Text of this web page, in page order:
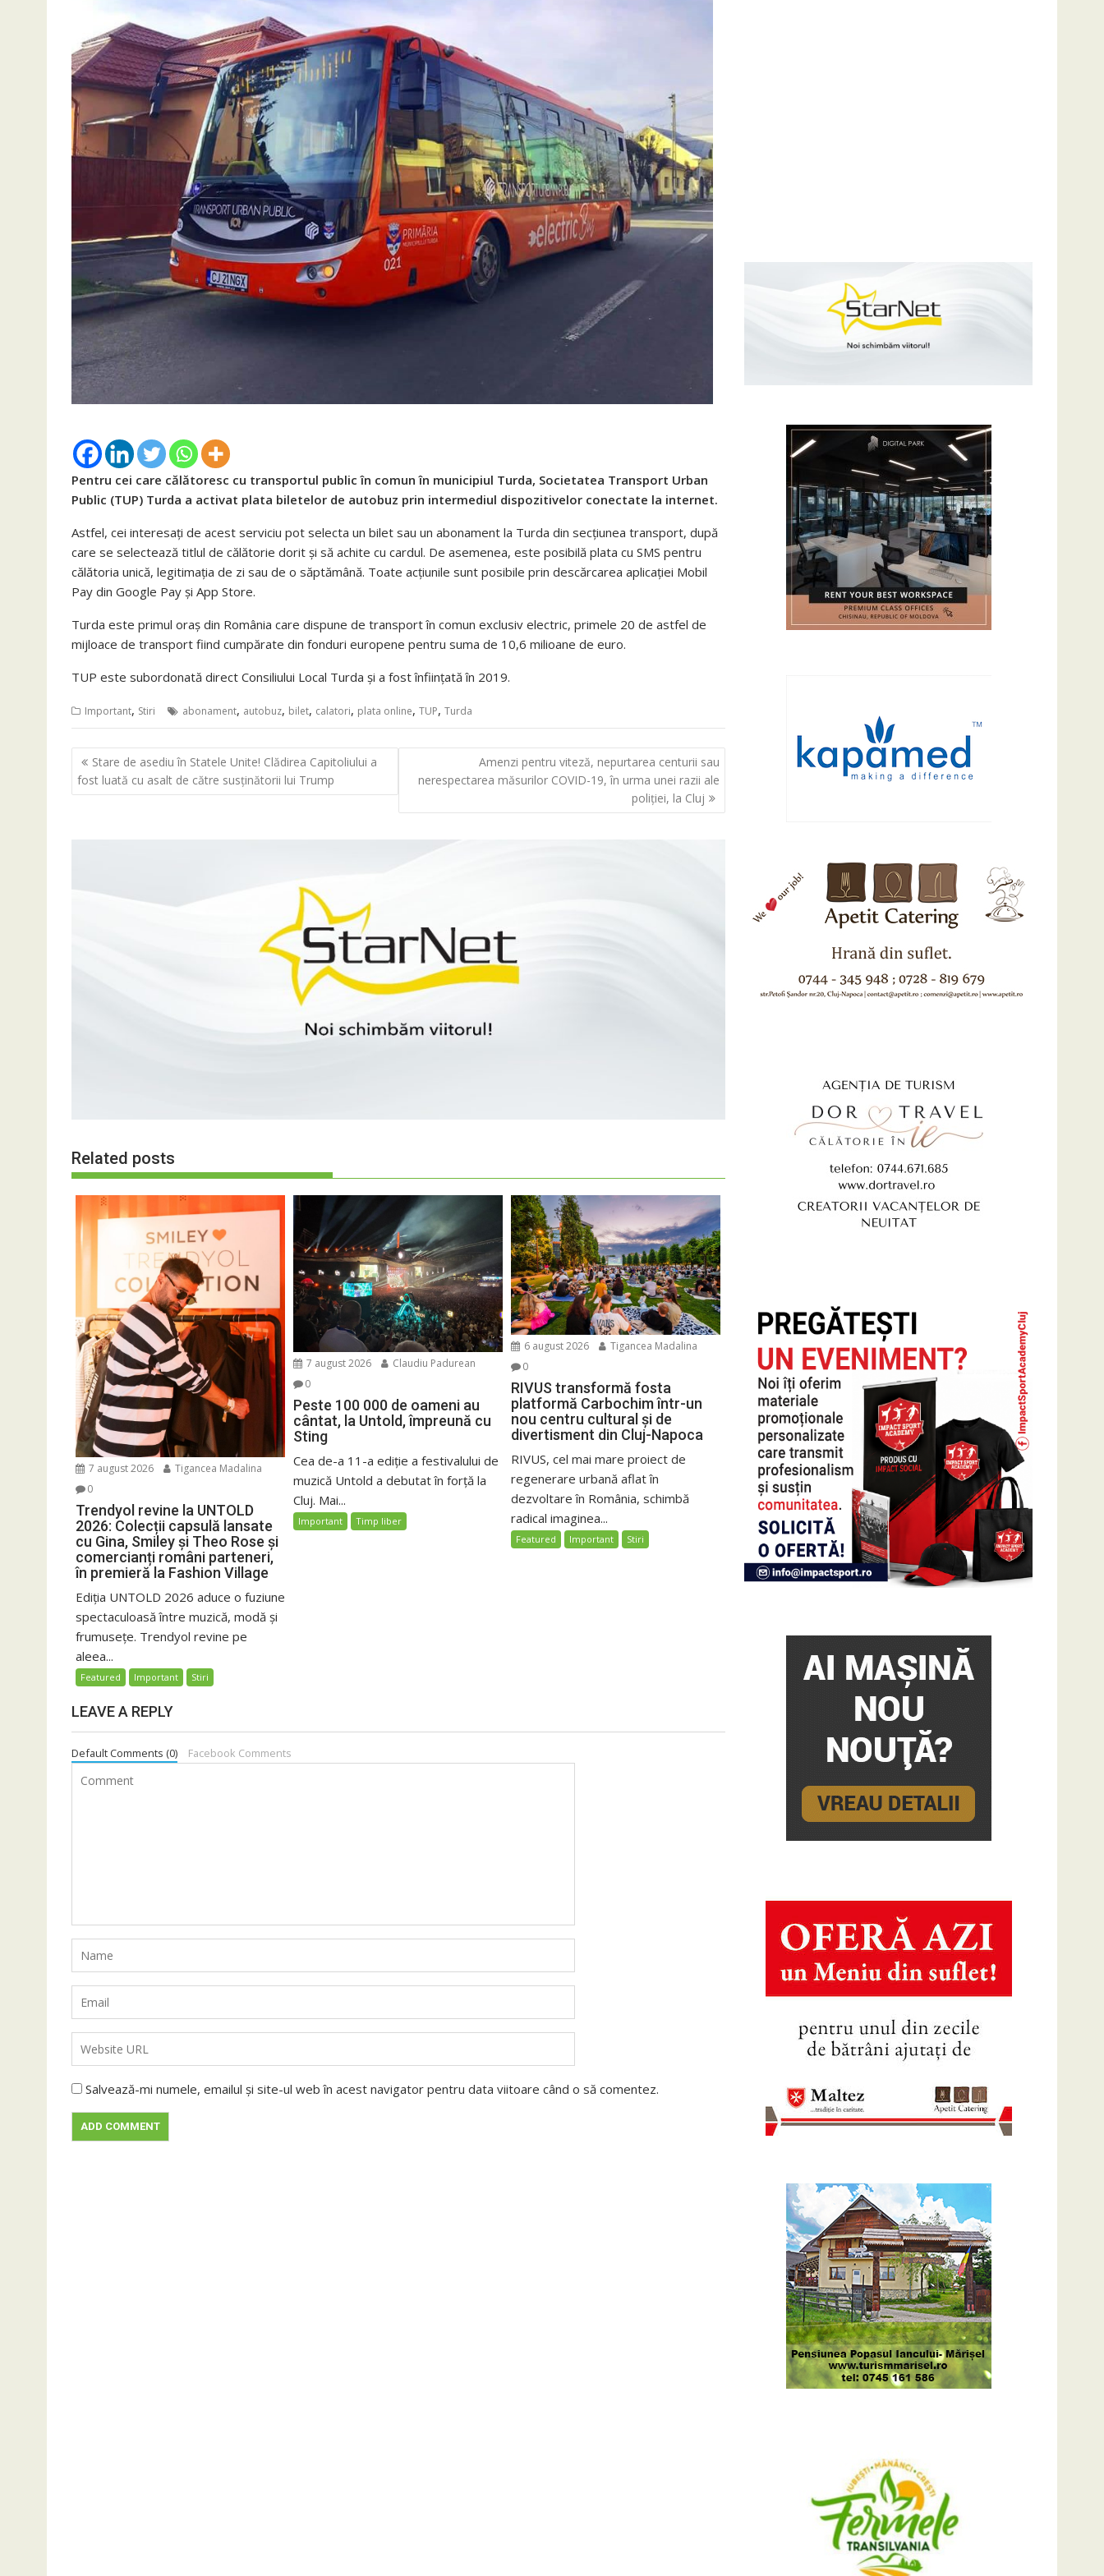
Pentru cei care călătoresc cu transportul public în comun în municipiul Turda, Societatea Transport Urban
Public (TUP) Turda a activat plata biletelor de autobuz prin intermediul dispozitivelor conectate la internet.
Astfel, cei interesați de acest serviciu pot selecta un bilet sau un abonament la Turda din secțiunea transport, după
care se selectează titlul de călătorie dorit și să achite cu cardul. De asemenea, este posibilă plata cu SMS pentru
călătoria unică, legitimația de zi sau de o săptămână. Toate acțiunile sunt posibile prin descărcarea aplicației Mobil
Pay din Google Pay și App Store.
Turda este primul oraş din România care dispune de transport în comun exclusiv electric, primele 20 de astfel de
mijloace de transport fiind cumpărate din fonduri europene pentru suma de 10,6 milioane de euro.
TUP este subordonată direct Consiliului Local Turda și a fost înființată în 2019.
Important, Stiri abonament, autobuz, bilet, calatori, plata online, TUP, Turda
Navigare
în
articole
Stare de asediu în Statele Unite! Clădirea Capitoliului a
fost luată cu asalt de către susținătorii lui Trump
Amenzi pentru viteză, nepurtarea centurii sau
nerespectarea măsurilor COVID-19, în urma unei razii ale
poliției, la Cluj
Related posts
7 august 2026
Tigancea Madalina
0
Trendyol revine la UNTOLD
2026: Colecții capsulă lansate
cu Gina, Smiley și Theo Rose și
comercianți români parteneri,
în premieră la Fashion Village
Ediția UNTOLD 2026 aduce o fuziune
spectaculoasă între muzică, modă și
frumusețe. Trendyol revine pe
aleea...
Featured Important Stiri
7 august 2026
Claudiu Padurean
0
Peste 100 000 de oameni au
cântat, la Untold, împreună cu
Sting
Cea de-a 11-a ediție a festivalului de
muzică Untold a debutat în forță la
Cluj. Mai...
Important Timp liber
6 august 2026
Tigancea Madalina
0
RIVUS transformă fosta
platformă Carbochim într-un
nou centru cultural și de
divertisment din Cluj-Napoca
RIVUS, cel mai mare proiect de
regenerare urbană aflat în
dezvoltare în România, schimbă
radical imaginea...
Featured Important Stiri
LEAVE A REPLY
Default Comments (0) Facebook Comments
Salvează-mi numele, emailul și site-ul web în acest navigator pentru data viitoare când o să comentez.